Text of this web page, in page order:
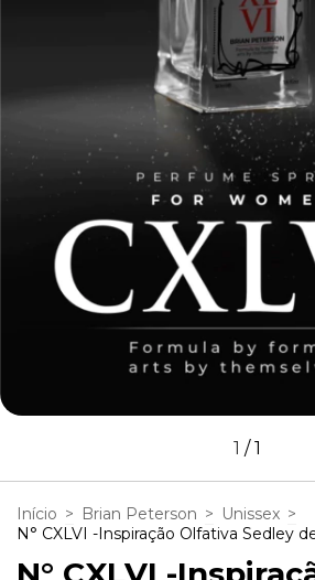
1 /1
Início > Brian Peterson > Unissex >
N° CXLVI -Inspiração Olfativa Sedley